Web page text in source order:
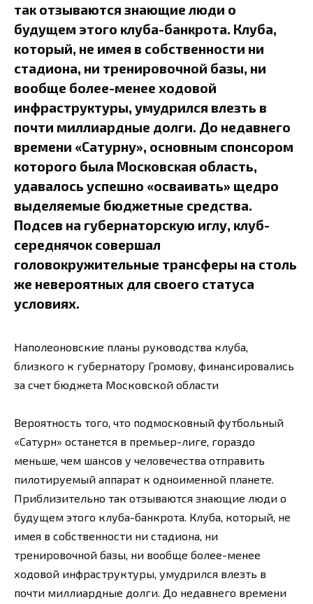
так отзываются знающие люди о
будущем этого клуба-банкрота. Клуба,
который, не имея в собственности ни
стадиона, ни тренировочной базы, ни
вообще более-менее ходовой
инфраструктуры, умудрился влезть в
почти миллиардные долги. До недавнего
времени «Сатурну», основным спонсором
которого была Московская область,
удавалось успешно «осваивать» щедро
выделяемые бюджетные средства.
Подсев на губернаторскую иглу, клуб-
середнячок совершал
головокружительные трансферы на столь
же невероятных для своего статуса
условиях.
Наполеоновские планы руководства клуба,
близкого к губернатору Громову, финансировались
за счет бюджета Московской области
Вероятность того, что подмосковный футбольный
«Сатурн» останется в премьер-лиге, гораздо
меньше, чем шансов у человечества отправить
пилотируемый аппарат к одноименной планете.
Приблизительно так отзываются знающие люди о
будущем этого клуба-банкрота. Клуба, который, не
имея в собственности ни стадиона, ни
тренировочной базы, ни вообще более-менее
ходовой инфраструктуры, умудрился влезть в
почти миллиардные долги. До недавнего времени